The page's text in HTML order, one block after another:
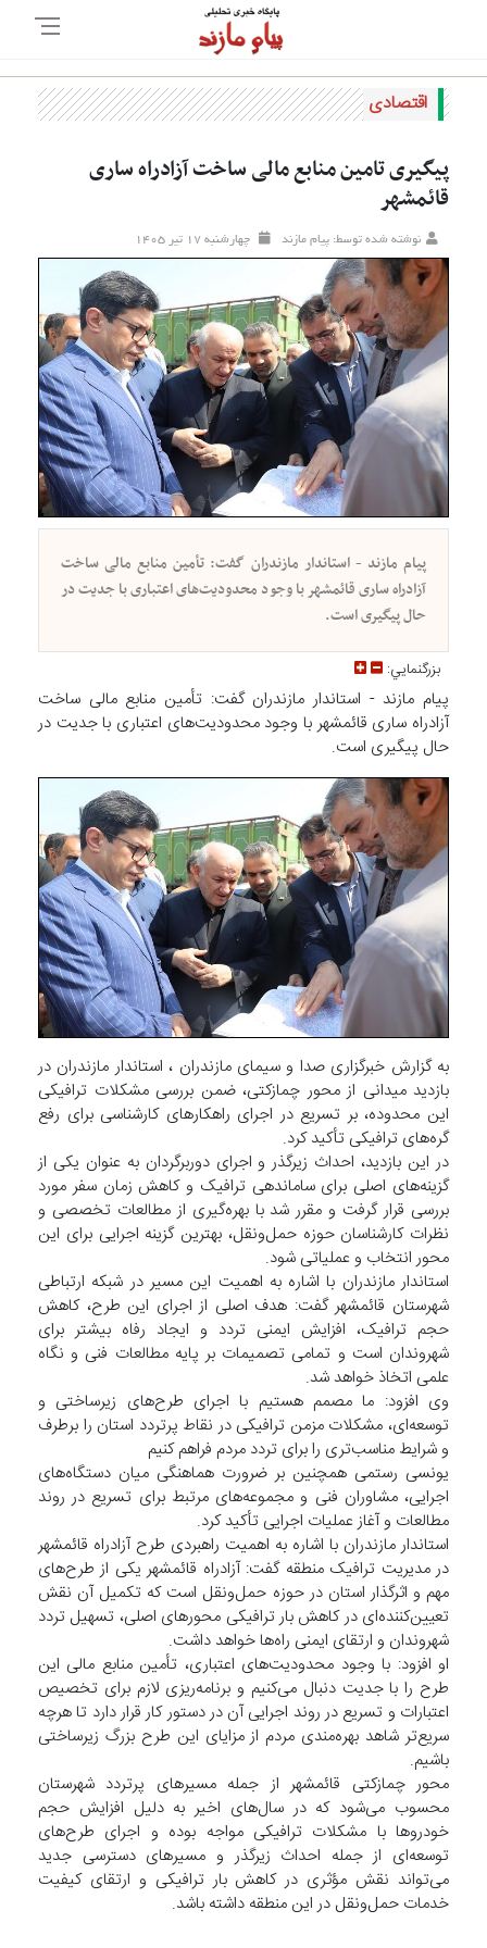
اقتصادی
پیگیری تامین منابع مالی ساخت آزادراه ساری
قائمشهر
نوشته شده توسط: پیام مازند چهارشنبه ۱۷ تير ۱۴۰۵
پیام مازند - استاندار مازندران گفت: تأمین منابع مالی ساخت
آزادراه ساری قائمشهر با وجود محدودیت‌های اعتباری با جدیت در
حال پیگیری است.
بزرگنمايي:
پیام مازند - استاندار مازندران گفت: تأمین منابع مالی ساخت
آزادراه ساری قائمشهر با وجود محدودیت‌های اعتباری با جدیت در
حال پیگیری است.
به گزارش خبرگزاری صدا و سیمای مازندران ، استاندار مازندران در
بازدید میدانی از محور چمازکتی، ضمن بررسی مشکلات ترافیکی
این محدوده، بر تسریع در اجرای راهکار‌های کارشناسی برای رفع
گره‌های ترافیکی تأکید کرد.
در این بازدید، احداث زیرگذر و اجرای دوربرگردان به عنوان یکی از
گزینه‌های اصلی برای ساماندهی ترافیک و کاهش زمان سفر مورد
بررسی قرار گرفت و مقرر شد با بهره‌گیری از مطالعات تخصصی و
نظرات کارشناسان حوزه حمل‌ونقل، بهترین گزینه اجرایی برای این
محور انتخاب و عملیاتی شود.
استاندار مازندران با اشاره به اهمیت این مسیر در شبکه ارتباطی
شهرستان قائمشهر گفت: هدف اصلی از اجرای این طرح، کاهش
حجم ترافیک، افزایش ایمنی تردد و ایجاد رفاه بیشتر برای
شهروندان است و تمامی تصمیمات بر پایه مطالعات فنی و نگاه
علمی اتخاذ خواهد شد.
وی افزود: ما مصمم هستیم با اجرای طرح‌های زیرساختی و
توسعه‌ای، مشکلات مزمن ترافیکی در نقاط پرتردد استان را برطرف
و شرایط مناسب‌تری را برای تردد مردم فراهم کنیم
یونسی رستمی همچنین بر ضرورت هماهنگی میان دستگاه‌های
اجرایی، مشاوران فنی و مجموعه‌های مرتبط برای تسریع در روند
مطالعات و آغاز عملیات اجرایی تأکید کرد.
استاندار مازندران با اشاره به اهمیت راهبردی طرح آزادراه قائمشهر
در مدیریت ترافیک منطقه گفت: آزادراه قائمشهر یکی از طرح‌های
مهم و اثرگذار استان در حوزه حمل‌ونقل است که تکمیل آن نقش
تعیین‌کننده‌ای در کاهش بار ترافیکی محور‌های اصلی، تسهیل تردد
شهروندان و ارتقای ایمنی راه‌ها خواهد داشت.
او افزود: با وجود محدودیت‌های اعتباری، تأمین منابع مالی این
طرح را با جدیت دنبال می‌کنیم و برنامه‌ریزی لازم برای تخصیص
اعتبارات و تسریع در روند اجرایی آن در دستور کار قرار دارد تا هرچه
سریع‌تر شاهد بهره‌مندی مردم از مزایای این طرح بزرگ زیرساختی
باشیم.
محور چمازکتی قائمشهر از جمله مسیر‌های پرتردد شهرستان
محسوب می‌شود که در سال‌های اخیر به دلیل افزایش حجم
خودرو‌ها با مشکلات ترافیکی مواجه بوده و اجرای طرح‌های
توسعه‌ای از جمله احداث زیرگذر و مسیر‌های دسترسی جدید
می‌تواند نقش مؤثری در کاهش بار ترافیکی و ارتقای کیفیت
خدمات حمل‌ونقل در این منطقه داشته باشد.